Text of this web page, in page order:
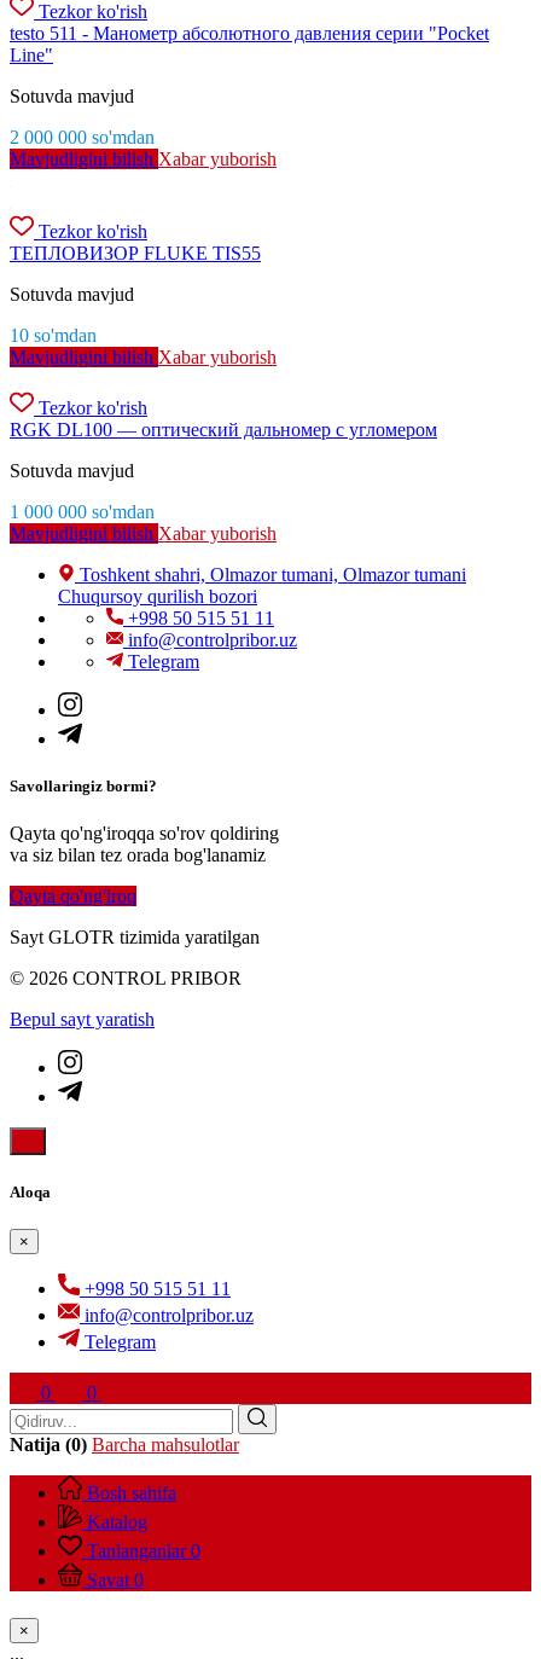
Tezkor ko'rish
testo 511 - Манометр абсолютного давления серии "Pocket
Line"
Sotuvda mavjud
2 000 000 so'mdan
Mavjudligini bilish Xabar yuborish
Tezkor ko'rish
ТЕПЛОВИЗОР FLUKE TIS55
Sotuvda mavjud
10 so'mdan
Mavjudligini bilish Xabar yuborish
Tezkor ko'rish
RGK DL100 — оптический дальномер с угломером
Sotuvda mavjud
1 000 000 so'mdan
Mavjudligini bilish Xabar yuborish
Toshkent shahri, Olmazor tumani, Olmazor tumani
Chuqursoy qurilish bozori
+998 50 515 51 11
info@controlpribor.uz
Telegram
Savollaringiz bormi?
Qayta qo'ng'iroqqa so'rov qoldiring
va siz bilan tez orada bog'lanamiz
Qayta qo'ng'iroq
Sayt GLOTR tizimida yaratilgan
© 2026 CONTROL PRIBOR
Bepul sayt yaratish
Aloqa
×
+998 50 515 51 11
info@controlpribor.uz
Telegram
0 0
Natija (0) Barcha mahsulotlar
Bosh sahifa
Katalog
Tanlanganlar 0
Savat 0
×
...